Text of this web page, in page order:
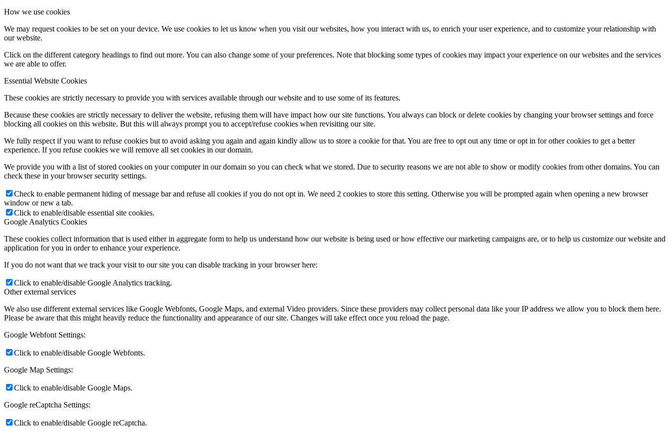
How we use cookies
We may request cookies to be set on your device. We use cookies to let us know when you visit our websites, how you interact with us, to enrich your user experience, and to customize your relationship with
our website.
Click on the different category headings to find out more. You can also change some of your preferences. Note that blocking some types of cookies may impact your experience on our websites and the services
we are able to offer.
Essential Website Cookies
These cookies are strictly necessary to provide you with services available through our website and to use some of its features.
Because these cookies are strictly necessary to deliver the website, refusing them will have impact how our site functions. You always can block or delete cookies by changing your browser settings and force
blocking all cookies on this website. But this will always prompt you to accept/refuse cookies when revisiting our site.
We fully respect if you want to refuse cookies but to avoid asking you again and again kindly allow us to store a cookie for that. You are free to opt out any time or opt in for other cookies to get a better
experience. If you refuse cookies we will remove all set cookies in our domain.
We provide you with a list of stored cookies on your computer in our domain so you can check what we stored. Due to security reasons we are not able to show or modify cookies from other domains. You can
check these in your browser security settings.
Check to enable permanent hiding of message bar and refuse all cookies if you do not opt in. We need 2 cookies to store this setting. Otherwise you will be prompted again when opening a new browser
window or new a tab.
Click to enable/disable essential site cookies.
Google Analytics Cookies
These cookies collect information that is used either in aggregate form to help us understand how our website is being used or how effective our marketing campaigns are, or to help us customize our website and
application for you in order to enhance your experience.
If you do not want that we track your visit to our site you can disable tracking in your browser here:
Click to enable/disable Google Analytics tracking.
Other external services
We also use different external services like Google Webfonts, Google Maps, and external Video providers. Since these providers may collect personal data like your IP address we allow you to block them here.
Please be aware that this might heavily reduce the functionality and appearance of our site. Changes will take effect once you reload the page.
Google Webfont Settings:
Click to enable/disable Google Webfonts.
Google Map Settings:
Click to enable/disable Google Maps.
Google reCaptcha Settings:
Click to enable/disable Google reCaptcha.